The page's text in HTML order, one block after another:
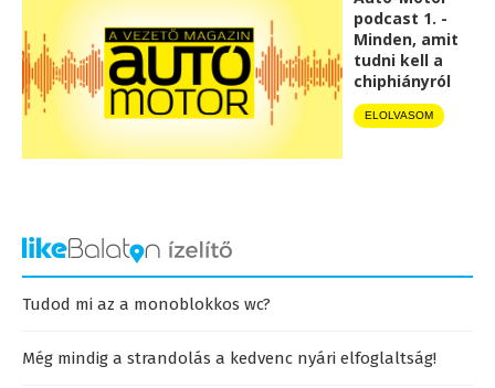
podcast 1. -
Minden, amit
tudni kell a
chiphiányról
ELOLVASOM
Tudod mi az a monoblokkos wc?
Még mindig a strandolás a kedvenc nyári elfoglaltság!